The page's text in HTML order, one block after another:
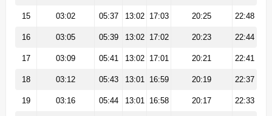
15 03:02 05:37 13:02 17:03 20:25 22:48
16 03:05 05:39 13:02 17:02 20:23 22:44
17 03:09 05:41 13:02 17:01 20:21 22:41
18 03:12 05:43 13:01 16:59 20:19 22:37
19 03:16 05:44 13:01 16:58 20:17 22:33